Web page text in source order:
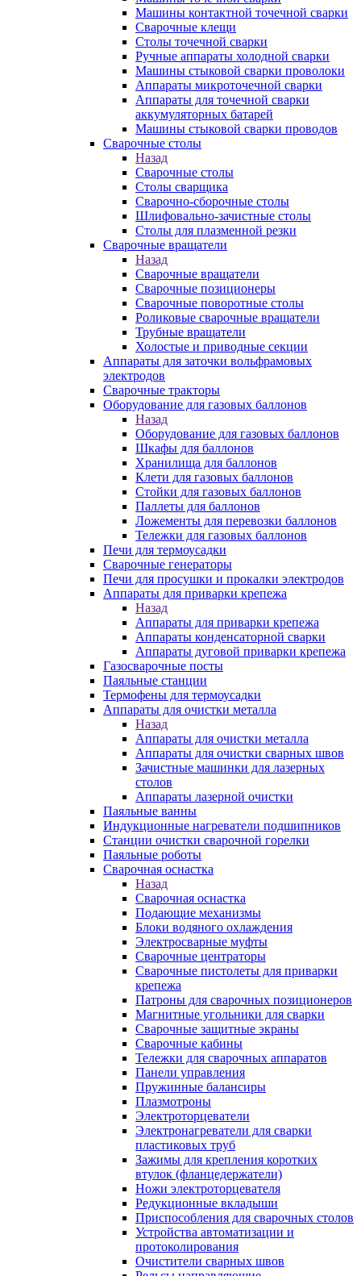
Машины контактной точечной сварки
Сварочные клещи
Столы точечной сварки
Ручные аппараты холодной сварки
Машины стыковой сварки проволоки
Аппараты микроточечной сварки
Аппараты для точечной сварки
аккумуляторных батарей
Машины стыковой сварки проводов
Сварочные столы
Назад
Сварочные столы
Столы сварщика
Сварочно-сборочные столы
Шлифовально-зачистные столы
Столы для плазменной резки
Сварочные вращатели
Назад
Сварочные вращатели
Сварочные позиционеры
Сварочные поворотные столы
Роликовые сварочные вращатели
Трубные вращатели
Холостые и приводные секции
Аппараты для заточки вольфрамовых
электродов
Сварочные тракторы
Оборудование для газовых баллонов
Назад
Оборудование для газовых баллонов
Шкафы для баллонов
Хранилища для баллонов
Клети для газовых баллонов
Стойки для газовых баллонов
Паллеты для баллонов
Ложементы для перевозки баллонов
Тележки для газовых баллонов
Печи для термоусадки
Сварочные генераторы
Печи для просушки и прокалки электродов
Аппараты для приварки крепежа
Назад
Аппараты для приварки крепежа
Аппараты конденсаторной сварки
Аппараты дуговой приварки крепежа
Газосварочные посты
Паяльные станции
Термофены для термоусадки
Аппараты для очистки металла
Назад
Аппараты для очистки металла
Аппараты для очистки сварных швов
Зачистные машинки для лазерных
столов
Аппараты лазерной очистки
Паяльные ванны
Индукционные нагреватели подшипников
Станции очистки сварочной горелки
Паяльные роботы
Сварочная оснастка
Назад
Сварочная оснастка
Подающие механизмы
Блоки водяного охлаждения
Электросварные муфты
Сварочные центраторы
Сварочные пистолеты для приварки
крепежа
Патроны для сварочных позиционеров
Магнитные угольники для сварки
Сварочные защитные экраны
Сварочные кабины
Тележки для сварочных аппаратов
Панели управления
Пружинные балансиры
Плазмотроны
Электроторцеватели
Электронагреватели для сварки
пластиковых труб
Зажимы для крепления коротких
втулок (фланцедержатели)
Ножи электроторцевателя
Редукционные вкладыши
Приспособления для сварочных столов
Устройства автоматизации и
протоколирования
Очистители сварных швов